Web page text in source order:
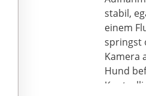
der
auf -
eine
IPX8
Eine
stabil,
einem
springst
Kamera
Hund